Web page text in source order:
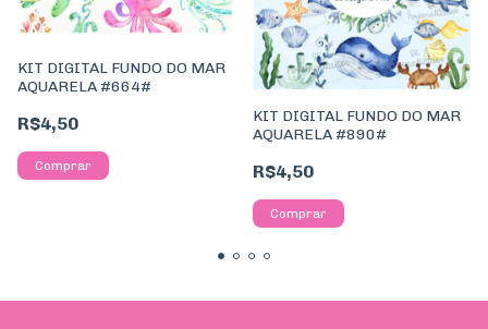
KIT DIGITAL FUNDO DO MAR
AQUARELA #664#
R$4,50
KIT DIGITAL FUNDO DO MAR
AQUARELA #890#
R$4,50